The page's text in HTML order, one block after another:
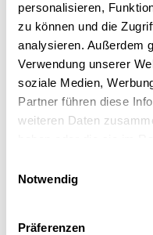
personalisieren,
zu können und die
analysieren. Außerdem
Verwendung unserer
soziale Medien,
Partner führen diese
weiteren Daten
Notwendig
Präferenzen
THC33% CBD1%
enua 33/1 PCB CA -
€ 5.99 / g
Terpene